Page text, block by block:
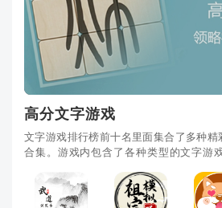
高分文字游戏
文字游戏排行榜前十名里面集合了多种
合集。游戏内包含了各种类型的文字游